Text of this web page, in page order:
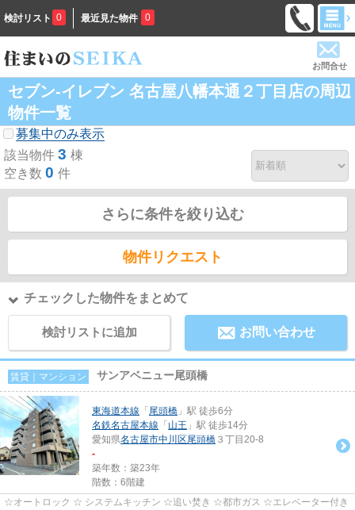
検討リスト 0 最近見た物件 0
お問合せ
セブン-イレブン 名古屋八幡本通２丁目店の周辺
物件一覧
募集中のみ表示
該当物件 3 棟
空き数 0 件
さらに条件を絞り込む
物件リクエスト
チェックした物件をまとめて
検討リストに追加 お問い合わせ
賃貸｜マンション サンアベニュー尾頭橋
東海道本線 「 尾頭橋 」駅 徒歩6分
名鉄名古屋本線 「 山王 」駅 徒歩14分
愛知県名古屋市中川区尾頭橋 ３丁目20-8
-
築年数：築23年
階数：6階建
☆オートロック ☆ システムキッチン ☆追い焚き ☆都市ガス ☆エレベーター付き